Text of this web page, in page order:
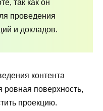
так как он
проведения
и докладов.
контента
ровная поверхность,
проекцию.